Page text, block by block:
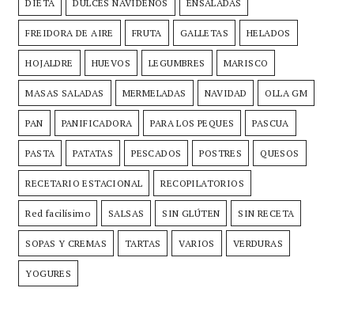
DIETA DULCES NAVIDEÑOS ENSALADAS
FREIDORA DE AIRE FRUTA GALLETAS HELADOS
HOJALDRE HUEVOS LEGUMBRES MARISCO
MASAS SALADAS MERMELADAS NAVIDAD OLLA GM
PAN PANIFICADORA PARA LOS PEQUES PASCUA
PASTA PATATAS PESCADOS POSTRES QUESOS
RECETARIO ESTACIONAL RECOPILATORIOS
Red facilísimo SALSAS SIN GLÚTEN SIN RECETA
SOPAS Y CREMAS TARTAS VARIOS VERDURAS
YOGURES